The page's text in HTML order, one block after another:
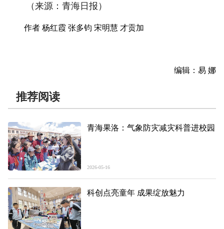
（来源：青海日报）
作者 杨红霞 张多钧 宋明慧 才贡加
编辑：易 娜
推荐阅读
青海果洛：气象防灾减灾科普进校园
2026-05-16
科创点亮童年 成果绽放魅力